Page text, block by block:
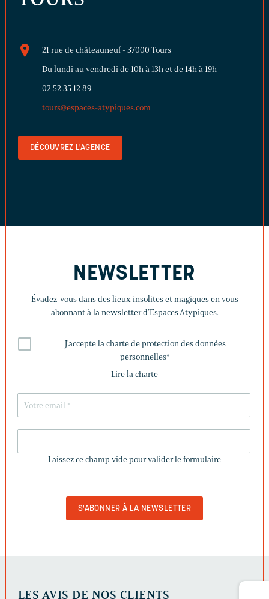
21 rue de châteauneuf - 37000 Tours
Du lundi au vendredi de 10h à 13h et de 14h à 19h
02 52 35 12 89
tours@espaces-atypiques.com
DÉCOUVREZ L'AGENCE
NEWSLETTER
Évadez-vous dans des lieux insolites et magiques en vous
abonnant à la newsletter d’Espaces Atypiques.
J'accepte la charte de protection des données
personnelles*
Lire la charte
CHAMP
Laissez ce champ vide pour valider le formulaire
LES AVIS DE NOS CLIENTS